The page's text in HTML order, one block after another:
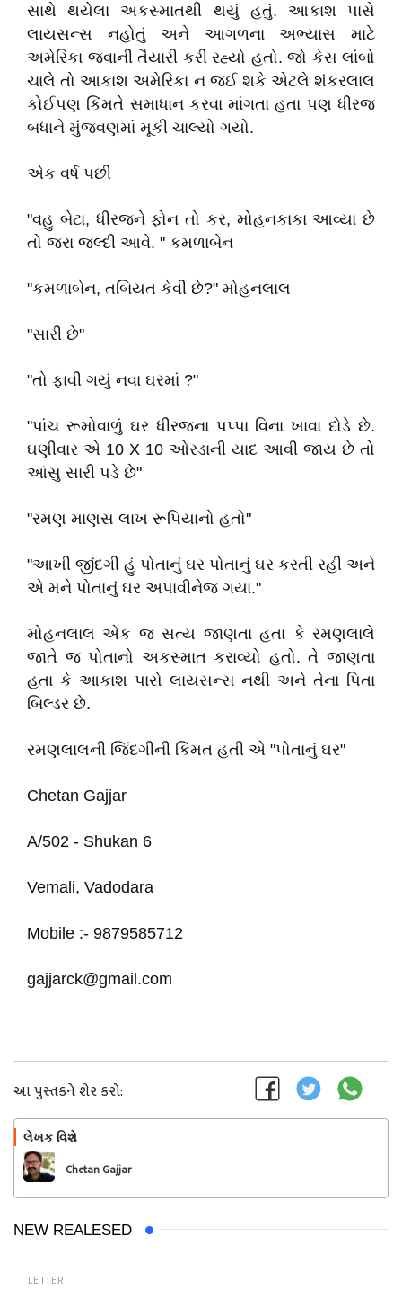
સાથે થયેલા અકસ્માતથી થયું હતું. આકાશ પાસે
લાયસન્સ નહોતું અને આગળના અભ્યાસ માટે
અમેરિકા જવાની તૈયારી કરી રહ્યો હતો. જો કેસ લાંબો
ચાલે તો આકાશ અમેરિકા ન જઈ શકે એટલે શંકરલાલ
કોઈપણ કિંમતે સમાધાન કરવા માંગતા હતા પણ ધીરજ
બધાને મુંજવણમાં મૂકી ચાલ્યો ગયો.
એક વર્ષ પછી
"વહુ બેટા, ધીરજને ફોન તો કર, મોહનકાકા આવ્યા છે
તો જરા જલ્દી આવે. " કમળાબેન
"કમળાબેન, તબિયત કેવી છે?" મોહનલાલ
"સારી છે"
"તો ફાવી ગયું નવા ઘરમાં ?"
"પાંચ રૂમોવાળું ઘર ધીરજના પપ્પા વિના ખાવા દોડે છે.
ઘણીવાર એ 10 X 10 ઓરડાની યાદ આવી જાય છે તો
આંસુ સારી પડે છે"
"રમણ માણસ લાખ રૂપિયાનો હતો"
"આખી જીંદગી હું પોતાનું ઘર પોતાનું ઘર કરતી રહી અને
એ મને પોતાનું ઘર અપાવીનેજ ગયા."
મોહનલાલ એક જ સત્ય જાણતા હતા કે રમણલાલે
જાતે જ પોતાનો અકસ્માત કરાવ્યો હતો. તે જાણતા
હતા કે આકાશ પાસે લાયસન્સ નથી અને તેના પિતા
બિલ્ડર છે.
રમણલાલની જિંદગીની કિંમત હતી એ "પોતાનું ઘર"
Chetan Gajjar
A/502 - Shukan 6
Vemali, Vadodara
Mobile :- 9879585712
gajjarck@gmail.com
આ પુસ્તકને શેર કરો:
લેખક વિશે
Chetan Gajjar
NEW REALESED
LETTER